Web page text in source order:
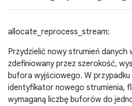
allocate_reprocess_stream:
Przydzielić nowy strumień danych
zdefiniowany przez szerokość,
bufora wyjściowego. W
identyfikator nowego strumienia,
wymaganą liczbę buforów do